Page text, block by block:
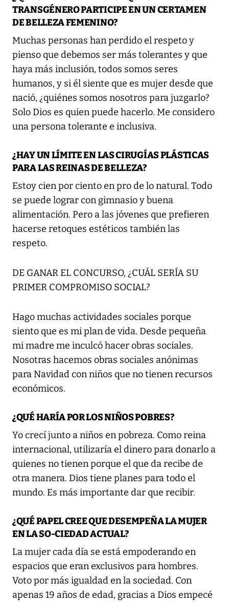
TRANSGÉNERO PARTICIPE EN UN CERTAMEN
DE BELLEZA FEMENINO?
Muchas personas han perdido el respeto y
pienso que debemos ser más tolerantes y que
haya más inclusión, todos somos seres
humanos, y si él siente que es mujer desde que
nació, ¿quiénes somos nosotros para juzgarlo?
Solo Dios es quien puede hacerlo. Me considero
una persona tolerante e inclusiva.
¿HAY UN LÍMITE EN LAS CIRUGÍAS PLÁSTICAS
PARA LAS REINAS DE BELLEZA?
Estoy cien por ciento en pro de lo natural. Todo
se puede lograr con gimnasio y buena
alimentación. Pero a las jóvenes que prefieren
hacerse retoques estéticos también las
respeto.
DE GANAR EL CONCURSO, ¿CUÁL SERÍA SU
PRIMER COMPROMISO SOCIAL?
Hago muchas actividades sociales porque
siento que es mi plan de vida. Desde pequeña
mi madre me inculcó hacer obras sociales.
Nosotras hacemos obras sociales anónimas
para Navidad con niños que no tienen recursos
económicos.
¿QUÉ HARÍA POR LOS NIÑOS POBRES?
Yo crecí junto a niños en pobreza. Como reina
internacional, utilizaría el dinero para donarlo a
quienes no tienen porque el que da recibe de
otra manera. Dios tiene planes para todo el
mundo. Es más importante dar que recibir.
¿QUÉ PAPEL CREE QUE DESEMPEÑA LA MUJER
EN LA SO-CIEDAD ACTUAL?
La mujer cada día se está empoderando en
espacios que eran exclusivos para hombres.
Voto por más igualdad en la sociedad. Con
apenas 19 años de edad, gracias a Dios empecé